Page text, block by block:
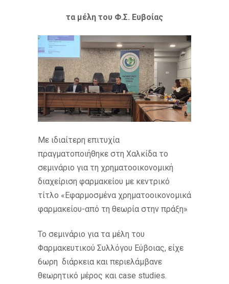
τα μέλη του Φ.Σ. Ευβοίας
Με ιδιαίτερη επιτυχία
πραγματοποιήθηκε στη Χαλκίδα το
σεμινάριο για τη χρηματοοικονομική
διαχείριση φαρμακείου με κεντρικό
τίτλο «Εφαρμοσμένα χρηματοοικονομικά
φαρμακείου-από τη θεωρία στην πράξη»
Το σεμινάριο για τα μέλη του
Φαρμακευτικού Συλλόγου Εύβοιας, είχε
6ωρη διάρκεια και περιελάμβανε
θεωρητικό μέρος και case studies.